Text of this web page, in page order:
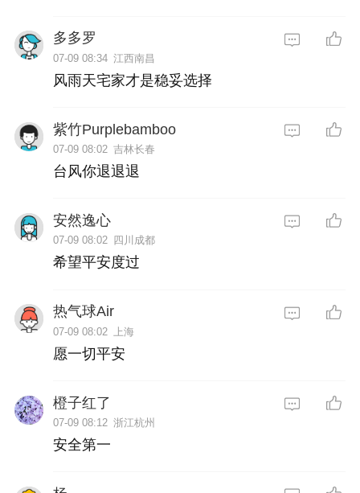
多多罗
07-09 08:34 江西南昌
风雨天宅家才是稳妥选择
紫竹Purplebamboo
07-09 08:02 吉林长春
台风你退退退
安然逸心
07-09 08:02 四川成都
希望平安度过
热气球Air
07-09 08:02 上海
愿一切平安
橙子红了
07-09 08:12 浙江杭州
安全第一